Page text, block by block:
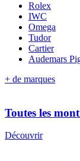
Rolex
IWC
Omega
Tudor
Cartier
Audemars
+ de marques
Toutes les
Découvrir